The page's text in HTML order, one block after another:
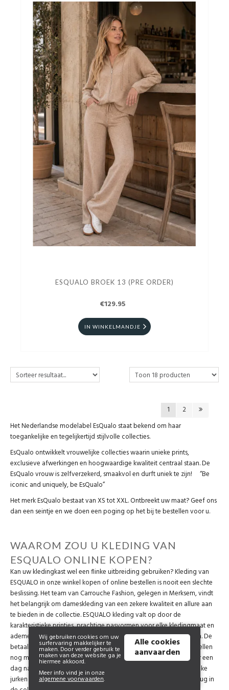
ESQUALO BROEK 13 (PRE ORDER)
€129.95
IN WINKELMANDJE
1
2
Het Nederlandse modelabel EsQualo staat bekend om haar
toegankelijke en tegelijkertijd stijlvolle collecties.
EsQualo ontwikkelt vrouwelijke collecties waarin unieke prints,
exclusieve afwerkingen en hoogwaardige kwaliteit centraal staan. De
EsQualo vrouw is zelfverzekerd, smaakvol en durft uniek te zijn! “Be
iconic and uniquely, be EsQualo”
Het merk EsQualo bestaat van XS tot XXL. Ontbreekt uw maat? Geef ons
dan een seintje en we doen een poging op het bij te bestellen voor u.
WAAROM ZOU U KLEDING VAN
ESQUALO ONLINE KOPEN?
Kan uw kledingkast wel een flinke uitbreiding gebruiken? Kleding van
ESQUALO in onze winkel kopen of online bestellen is nooit een slechte
beslissing. Het team van Carrouche Fashion, gelegen in Merksem, vindt
het belangrijk om dameskleding van een zekere kwaliteit en allure aan
te bieden in de collectie. ESQUALO kleding valt op door de
karakteristieke printjes, prachtige pasvormen voor elke kledingmaat en
ademende stoffen die de pluspunten van elk lichaam accentueren. De
betaalbaarheid van het merk maakt ESQUALO kleding online bestellen
nog meer de moeite waard. Heeft u nood aan outfitinspiratie voor een
dag naar kantoor of een uitje met vriendinnen gepland?
Vrouwelijke
jurken vanESQUALO, leuke tops en stoere jasjes komen elk jaar terug in
Wij gebruiken cookies om uw
surfervaring makkelijker te
maken. Door verder gebruik te
maken van deze website ga je
hiermee akkoord.
Meer info vind je in onze
algemene voorwaarden.
Alle cookies
aanvaarden